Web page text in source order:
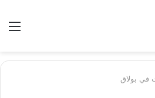
في بولاق